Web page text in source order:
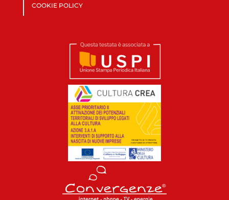
COOKIE POLICY